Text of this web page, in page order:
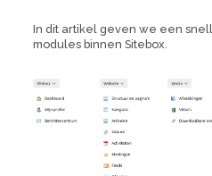
In dit artikel geven we een
modules binnen Sitebox.